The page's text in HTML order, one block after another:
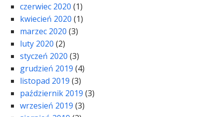
czerwiec 2020 (1)
kwiecień 2020 (1)
marzec 2020 (3)
luty 2020 (2)
styczeń 2020 (3)
grudzień 2019 (4)
listopad 2019 (3)
październik 2019 (3)
wrzesień 2019 (3)